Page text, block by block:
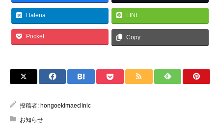
Hatena LINE
Pocket Copy
投稿者: hongoekimaeclinic
お知らせ